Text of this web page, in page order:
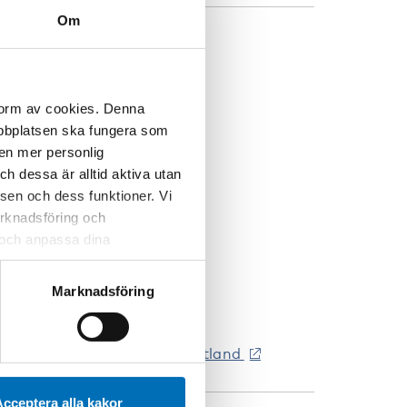
Om
av cookies. Denna
ska fungera som
mer personlig
dessa är alltid aktiva utan
och dess funktioner. Vi
och
anpassa dina
och de tjänster
du alltid radera dem
Marknadsföring
alla kakor
väljak 4, 10111 Tallinn, Estland